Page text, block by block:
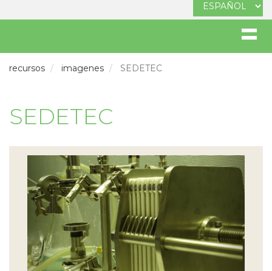
recursos imagenes SEDETEC
SEDETEC
Previous Next